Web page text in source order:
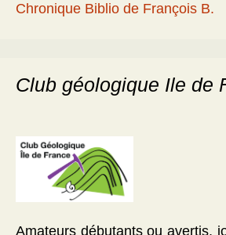
Chronique Biblio de François B.
Club géologique Ile de
Amateurs débutants ou avertis,